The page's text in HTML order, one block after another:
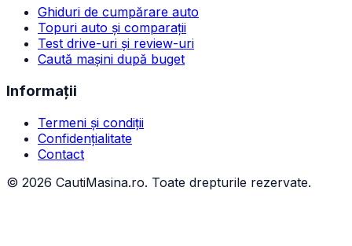
Ghiduri de cumpărare auto
Topuri auto și comparații
Test drive-uri și review-uri
Caută mașini după buget
Informații
Termeni și condiții
Confidențialitate
Contact
© 2026 CautiMasina.ro. Toate drepturile rezervate.